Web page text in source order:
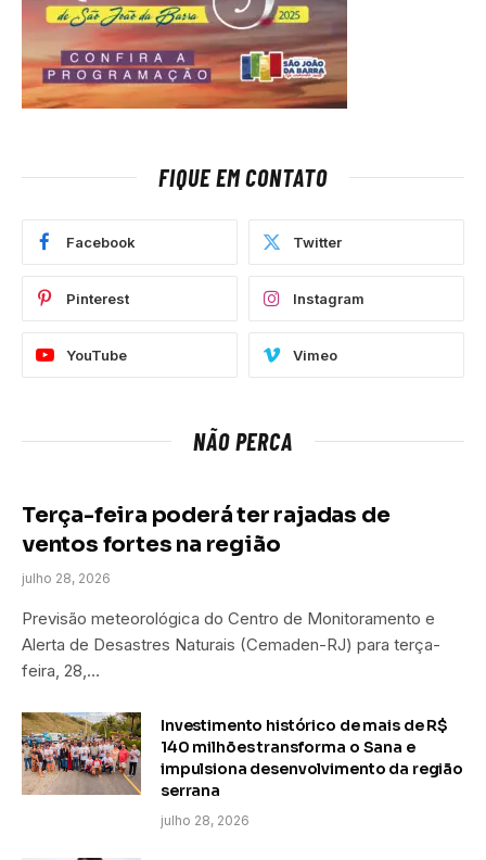
FIQUE EM CONTATO
Facebook Twitter
Pinterest Instagram
YouTube Vimeo
NÃO PERCA
Terça-feira poderá ter rajadas de
ventos fortes na região
julho 28, 2026
Previsão meteorológica do Centro de Monitoramento e
Alerta de Desastres Naturais (Cemaden-RJ) para terça-
feira, 28,…
Investimento histórico de mais de R$
140 milhões transforma o Sana e
impulsiona desenvolvimento da região
serrana
julho 28, 2026